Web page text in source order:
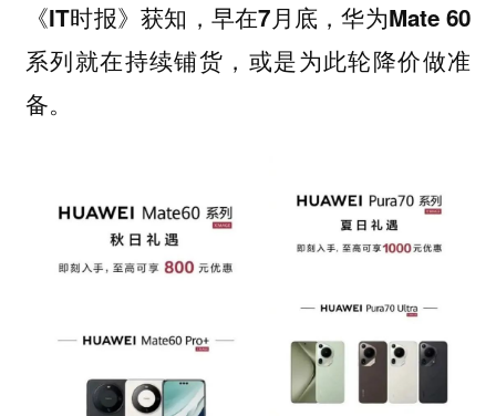
《IT时报》获知，早在7月底，华为Mate 60
系列就在持续铺货，或是为此轮降价做准
备。